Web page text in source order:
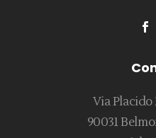
Via Placido
90031